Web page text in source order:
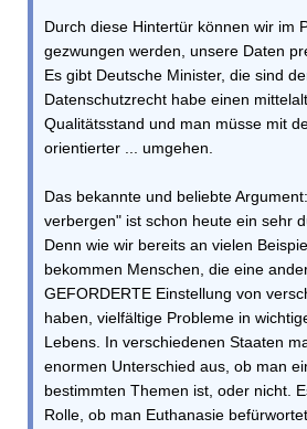
Durch diese Hintertür können wir im
gezwungen werden, unsere Daten
Es gibt Deutsche Minister, die sind
Datenschutzrecht habe einen
Qualitätsstand und man müsse mit
orientierter ... umgehen.
Das bekannte und beliebte
verbergen" ist schon heute ein sehr
Denn wie wir bereits an vielen
bekommen Menschen, die eine
GEFORDERTE Einstellung von
haben, vielfältige Probleme in
Lebens. In verschiedenen Staaten
enormen Unterschied aus, ob man
bestimmten Themen ist, oder nicht.
Rolle, ob man Euthanasie